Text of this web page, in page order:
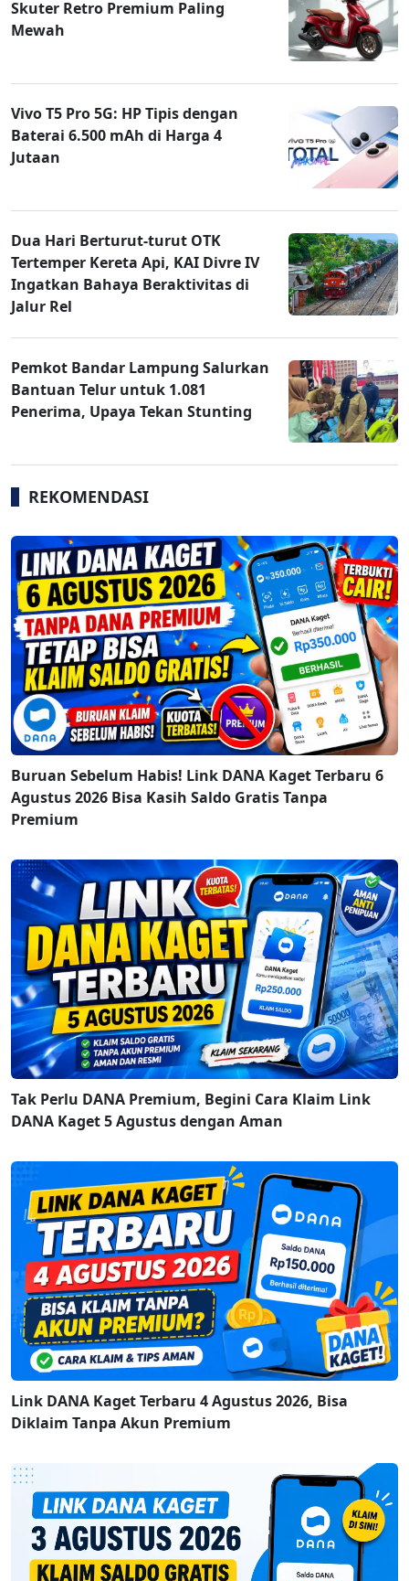
Skuter Retro Premium Paling
Mewah
Vivo T5 Pro 5G: HP Tipis dengan
Baterai 6.500 mAh di Harga 4
Jutaan
Dua Hari Berturut-turut OTK
Tertemper Kereta Api, KAI Divre IV
Ingatkan Bahaya Beraktivitas di
Jalur Rel
Pemkot Bandar Lampung Salurkan
Bantuan Telur untuk 1.081
Penerima, Upaya Tekan Stunting
REKOMENDASI
Buruan Sebelum Habis! Link DANA Kaget Terbaru 6
Agustus 2026 Bisa Kasih Saldo Gratis Tanpa
Premium
Tak Perlu DANA Premium, Begini Cara Klaim Link
DANA Kaget 5 Agustus dengan Aman
Link DANA Kaget Terbaru 4 Agustus 2026, Bisa
Diklaim Tanpa Akun Premium